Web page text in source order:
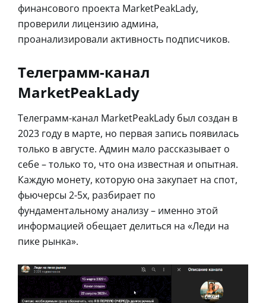
финансового проекта MarketPeakLady,
проверили лицензию админа,
проанализировали активность подписчиков.
Телеграмм-канал
MarketPeakLady
Телеграмм-канал MarketPeakLady был создан в
2023 году в марте, но первая запись появилась
только в августе. Админ мало рассказывает о
себе – только то, что она известная и опытная.
Каждую монету, которую она закупает на спот,
фьючерсы 2-5x, разбирает по
фундаментальному анализу – именно этой
информацией обещает делиться на «Леди на
пике рынка».